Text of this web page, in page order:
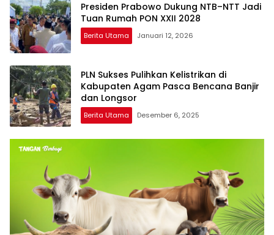
Presiden Prabowo Dukung NTB–NTT Jadi
Tuan Rumah PON XXII 2028
Berita Utama Januari 12, 2026
PLN Sukses Pulihkan Kelistrikan di
Kabupaten Agam Pasca Bencana Banjir
dan Longsor
Berita Utama Desember 6, 2025